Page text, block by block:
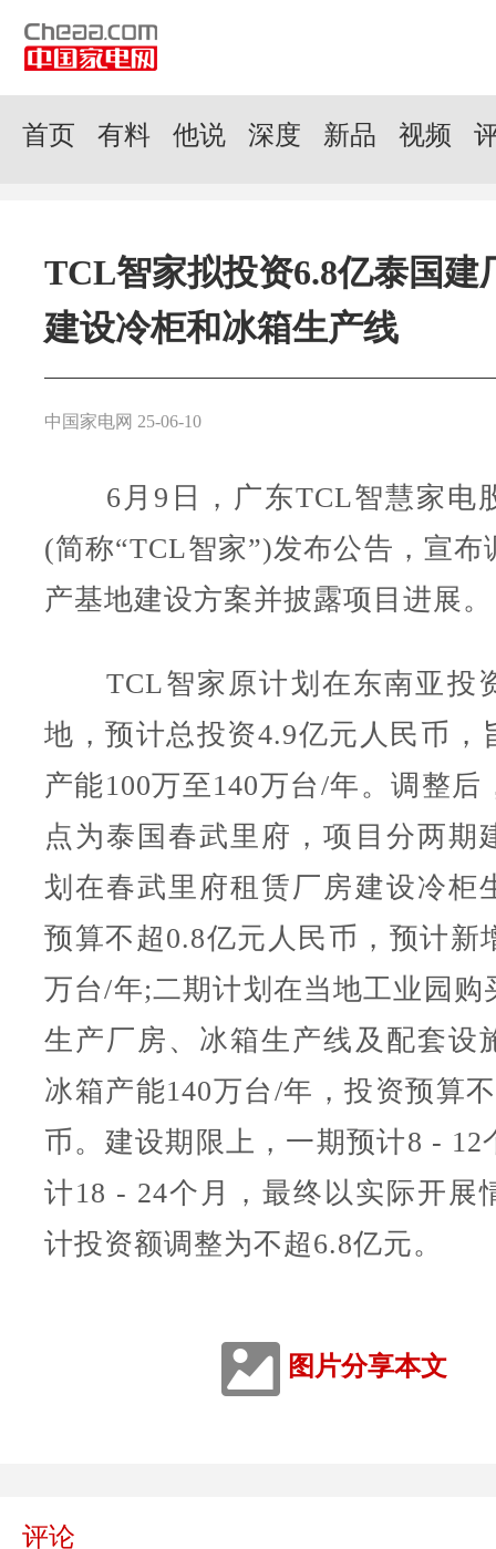
首页 有料 他说 深度 新品 视频
TCL智家拟投资6.8亿泰国建
建设冷柜和冰箱生产线
中国家电网 25-06-10
6月9日，广东TCL智慧家电
(简称“TCL智家”)发布公告，宣布
产基地建设方案并披露项目进展。
TCL智家原计划在东南亚投
地，预计总投资4.9亿元人民币，
产能100万至140万台/年。调整后
点为泰国春武里府，项目分两期
划在春武里府租赁厂房建设冷柜
预算不超0.8亿元人民币，预计新
万台/年;二期计划在当地工业园购
生产厂房、冰箱生产线及配套设
冰箱产能140万台/年，投资预算
币。建设期限上，一期预计8 - 12
计18 - 24个月，最终以实际开展
计投资额调整为不超6.8亿元。
图片分享本文
评论